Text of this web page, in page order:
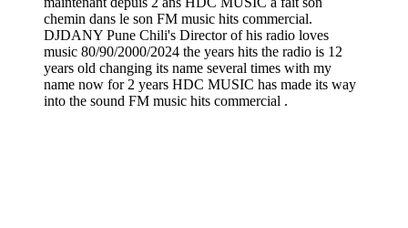
chemin dans le son FM music hits commercial.
DJDANY Pune Chili's Director of his radio loves
music 80/90/2000/2024 the years hits the radio is 12
years old changing its name several times with my
name now for 2 years HDC MUSIC has made its way
into the sound FM music hits commercial .